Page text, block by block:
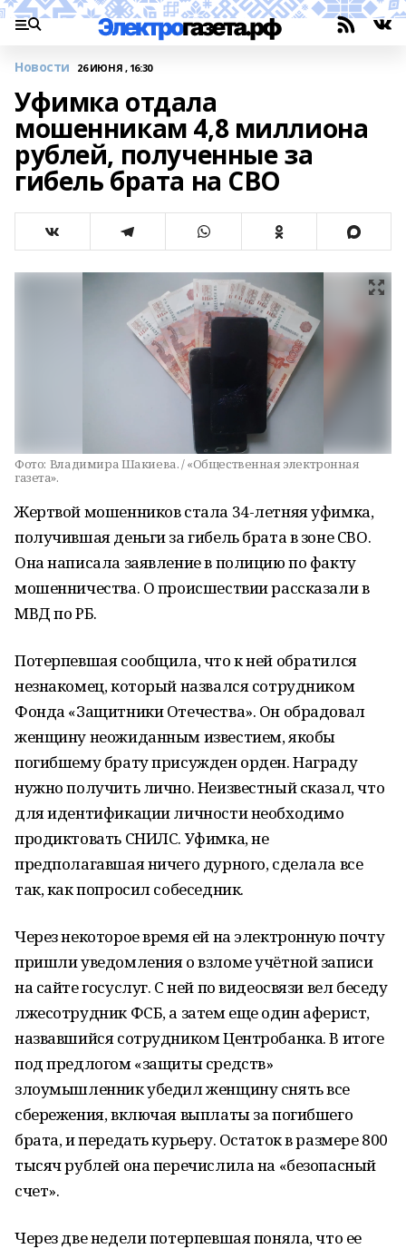
Новости 26 ИЮНЯ , 16:30
Уфимка отдала
мошенникам 4,8 миллиона
рублей, полученные за
гибель брата на СВО
Фото: Владимира Шакиева. / «Общественная электронная
газета».
Жертвой мошенников стала 34-летняя уфимка,
получившая деньги за гибель брата в зоне СВО.
Она написала заявление в полицию по факту
мошенничества. О происшествии рассказали в
МВД по РБ.
Потерпевшая сообщила, что к ней обратился
незнакомец, который назвался сотрудником
Фонда «Защитники Отечества». Он обрадовал
женщину неожиданным известием, якобы
погибшему брату присужден орден. Награду
нужно получить лично. Неизвестный сказал, что
для идентификации личности необходимо
продиктовать СНИЛС. Уфимка, не
предполагавшая ничего дурного, сделала все
так, как попросил собеседник.
Через некоторое время ей на электронную почту
пришли уведомления о взломе учётной записи
на сайте госуслуг. С ней по видеосвязи вел беседу
лжесотрудник ФСБ, а затем еще один аферист,
назвавшийся сотрудником Центробанка. В итоге
под предлогом «защиты средств»
злоумышленник убедил женщину снять все
сбережения, включая выплаты за погибшего
брата, и передать курьеру. Остаток в размере 800
тысяч рублей она перечислила на «безопасный
счет».
Через две недели потерпевшая поняла, что ее